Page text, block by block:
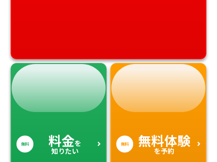
無料 料金を
知りたい
無料 無料体験
を予約